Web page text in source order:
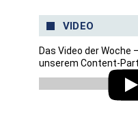
VIDEO
Das Video der Woche
unserem Content-